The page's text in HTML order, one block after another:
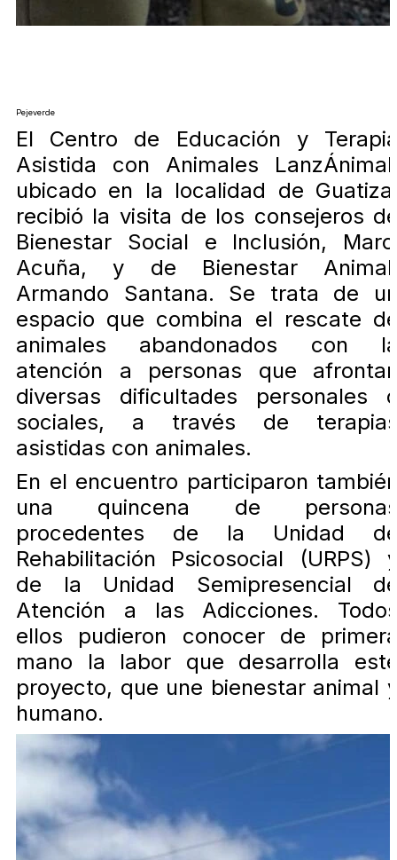
Pejeverde
El Centro de Educación y
Asistida con Animales
ubicado en la localidad de
recibió la visita de los consejeros
Bienestar Social e Inclusión,
Acuña, y de Bienestar
Armando Santana. Se trata de
espacio que combina el rescate
animales abandonados con
atención a personas que
diversas dificultades personales
sociales, a través de
asistidas con animales.
En el encuentro participaron
una quincena de
procedentes de la Unidad
Rehabilitación Psicosocial (URPS)
de la Unidad Semipresencial
Atención a las Adicciones.
ellos pudieron conocer de
mano la labor que desarrolla
proyecto, que une bienestar animal
humano.